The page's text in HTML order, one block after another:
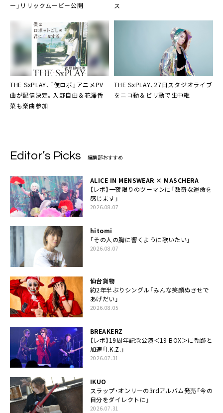
ー」リリックムービー公開 ス
THE SxPLAY、『僕ロボ』アニメPV
曲が配信決定。入野自由＆花澤香
菜も楽曲参加
THE SxPLAY、27日スタジオライブ
をニコ動＆ビリ動で生中継
Editor’s Picks 編集部おすすめ
ALICE IN MENSWEAR × MASCHERA
【レポ】一夜限りのツーマンに「数奇な運命を
感じます」
2026.08.07
hitomi
「その人の胸に響くように歌いたい」
2026.08.07
仙台貨物
約2年半ぶりシングル「みんな笑顔ぬさせで
あげだい」
2026.08.05
BREAKERZ
【レポ】19周年記念公演＜19 BOX＞に軌跡と
加速「I.K.Z.」
2026.07.31
IKUO
スラップ・オンリーの3rdアルバム発売「今の
自分をダイレクトに」
2026.07.31